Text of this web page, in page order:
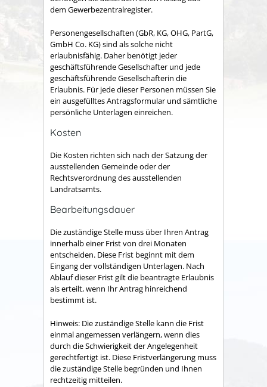
dem Gewerbezentralregister.
Personengesellschaften (GbR, KG, OHG, PartG,
GmbH Co. KG) sind als solche nicht
erlaubnisfähig. Daher benötigt jeder
geschäftsführende Gesellschafter und jede
geschäftsführende Gesellschafterin die
Erlaubnis. Für jede dieser Personen müssen Sie
ein ausgefülltes Antragsformular und sämtliche
persönliche Unterlagen einreichen.
Kosten
Die Kosten richten sich nach der Satzung der
ausstellenden Gemeinde oder der
Rechtsverordnung des ausstellenden
Landratsamts.
Bearbeitungsdauer
Die zuständige Stelle muss über Ihren Antrag
innerhalb einer Frist von drei Monaten
entscheiden. Diese Frist beginnt mit dem
Eingang der vollständigen Unterlagen. Nach
Ablauf dieser Frist gilt die beantragte Erlaubnis
als erteilt, wenn Ihr Antrag hinreichend
bestimmt ist.
Hinweis: Die zuständige Stelle kann die Frist
einmal angemessen verlängern, wenn dies
durch die Schwierigkeit der Angelegenheit
gerechtfertigt ist. Diese Fristverlängerung muss
die zuständige Stelle begründen und Ihnen
rechtzeitig mitteilen.